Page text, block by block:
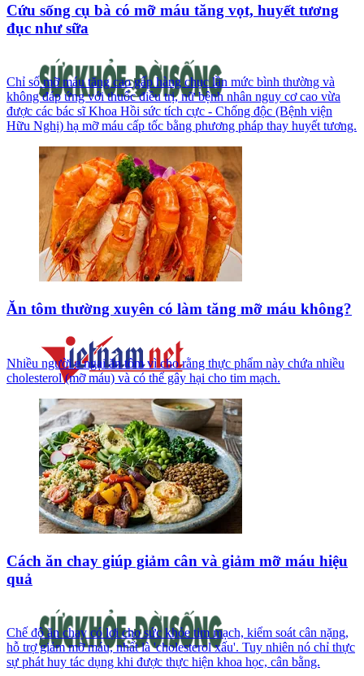
Cứu sống cụ bà có mỡ máu tăng vọt, huyết tương
đục như sữa
Chỉ số mỡ máu tăng cao gấp hàng chục lần mức bình thường và
không đáp ứng với thuốc điều trị, nữ bệnh nhân nguy cơ cao vừa
được các bác sĩ Khoa Hồi sức tích cực - Chống độc (Bệnh viện
Hữu Nghị) hạ mỡ máu cấp tốc bằng phương pháp thay huyết tương.
Ăn tôm thường xuyên có làm tăng mỡ máu không?
Nhiều người e ngại ăn tôm vì cho rằng thực phẩm này chứa nhiều
cholesterol (mỡ máu) và có thể gây hại cho tim mạch.
Cách ăn chay giúp giảm cân và giảm mỡ máu hiệu
quả
Chế độ ăn chay có lợi cho sức khỏe tim mạch, kiểm soát cân nặng,
hỗ trợ giảm mỡ máu, nhất là 'cholesterol xấu'. Tuy nhiên nó chỉ thực
sự phát huy tác dụng khi được thực hiện khoa học, cân bằng.